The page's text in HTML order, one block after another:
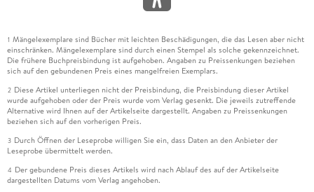
1 Mängelexemplare sind Bücher mit leichten Beschädigungen, die das Lesen aber nicht
einschränken. Mängelexemplare sind durch einen Stempel als solche gekennzeichnet.
Die frühere Buchpreisbindung ist aufgehoben. Angaben zu Preissenkungen beziehen
sich auf den gebundenen Preis eines mangelfreien Exemplars.
2 Diese Artikel unterliegen nicht der Preisbindung, die Preisbindung dieser Artikel
wurde aufgehoben oder der Preis wurde vom Verlag gesenkt. Die jeweils zutreffende
Alternative wird Ihnen auf der Artikelseite dargestellt. Angaben zu Preissenkungen
beziehen sich auf den vorherigen Preis.
3 Durch Öffnen der Leseprobe willigen Sie ein, dass Daten an den Anbieter der
Leseprobe übermittelt werden.
4 Der gebundene Preis dieses Artikels wird nach Ablauf des auf der Artikelseite
dargestellten Datums vom Verlag angehoben.